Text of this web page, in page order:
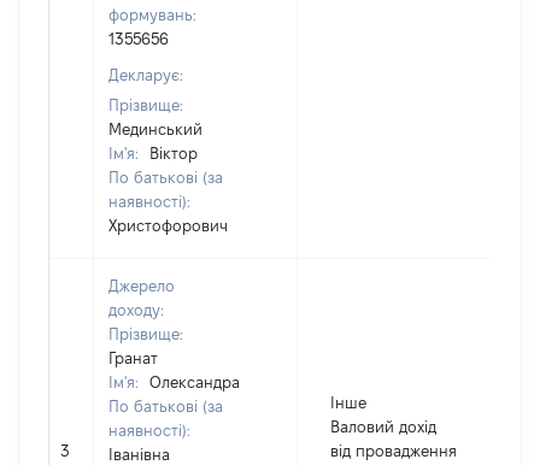
формувань:
1355656
Декларує:
Прізвище:
Мединський
Ім'я:
Віктор
По батькові (за
наявності):
Христофорович
3
Джерело
доходу:
Прізвище:
Гранат
Ім'я:
Олександра
По батькові (за
наявності):
Іванівна
Інше
Валовий дохід
від провадження